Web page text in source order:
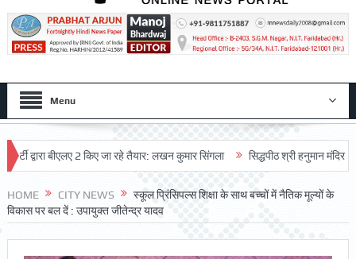
Menu
बीएलए 2 किए जा रहे तैयार: लखन कुमार सिंगला सिद्धपीठ श्री हनुमान मंदिर का 68वां
HOME CITY NEWS
स्कूल प्रिंसिपल्स शिक्षा के साथ बच्चों में नैतिक मूल्यों के
विकास पर बल दें : उपायुक्त जीतेन्द्र यादव